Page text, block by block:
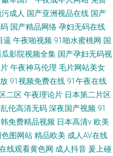
成人 国产亚洲视品在线 国产
国产精品网络 孕妇无码在线
逼 午夜啪视频 91啪水蜜桃网 国
影院视频全集 国产孕妇无码视
午夜神马伦理 毛片网站美女
91视频免费在线 91午夜在线
二区 午夜理论片 日本第二片区
伦高清无码 深夜国产视频 91
免费精品视频 日本高清v 欧美
色图网站 精品欧美 成人AV在线
线观看黄色网 成人抖音 爰上碰